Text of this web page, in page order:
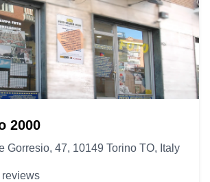
2000
Gorresio, 47, 10149 Torino TO, Italy
reviews